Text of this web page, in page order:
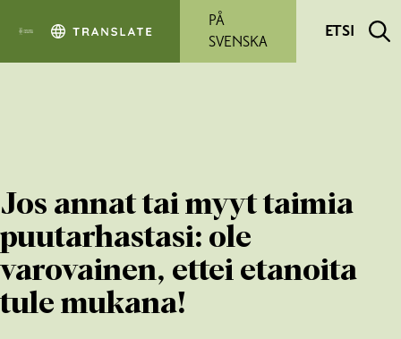
PÅ
SVENSKA
ETSI
Jos annat tai myyt taimia
puutarhastasi: ole
varovainen, ettei etanoita
tule mukana!